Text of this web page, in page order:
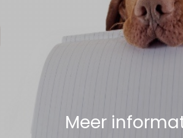
Meer